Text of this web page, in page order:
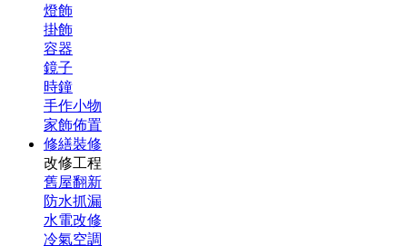
燈飾
掛飾
容器
鏡子
時鐘
手作小物
家飾佈置
修繕裝修
改修工程
舊屋翻新
防水抓漏
水電改修
冷氣空調